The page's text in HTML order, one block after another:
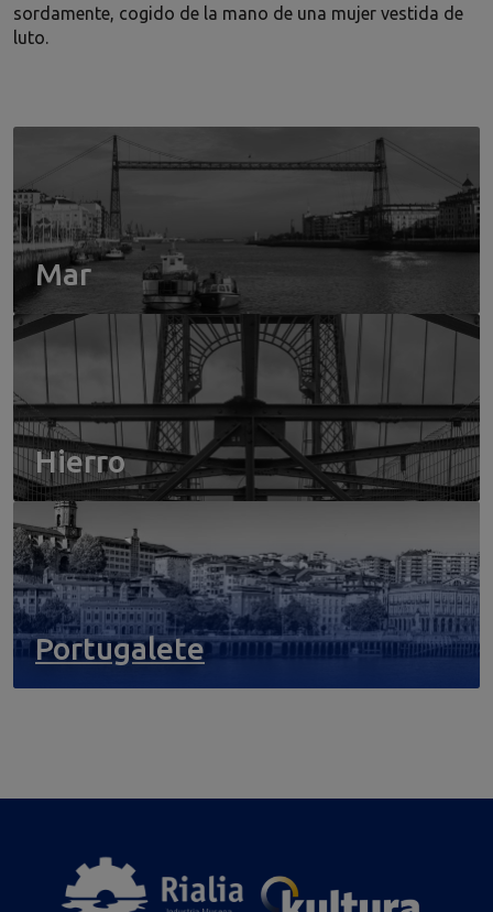
sordamente, cogido de la mano de una mujer vestida de
luto.
Mar
Hierro
Portugalete